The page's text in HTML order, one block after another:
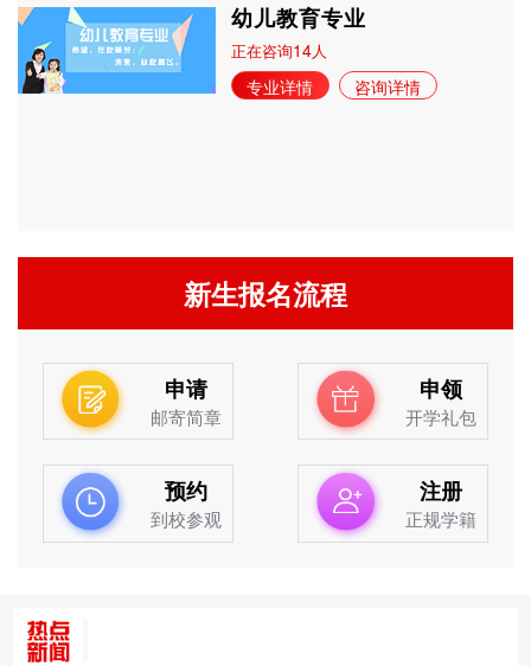
幼儿教育专业
正在咨询14人
专业详情 咨询详情
新生报名流程
申请
邮寄简章
申领
开学礼包
预约
到校参观
注册
正规学籍